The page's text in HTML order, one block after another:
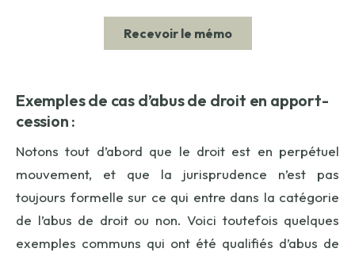
Exemples de cas d’abus de droit en apport-
cession :
Notons tout d’abord que le droit est en perpétuel
mouvement, et que la jurisprudence n’est pas
toujours formelle sur ce qui entre dans la catégorie
de l’abus de droit ou non. Voici toutefois quelques
exemples communs qui ont été qualifiés d’abus de